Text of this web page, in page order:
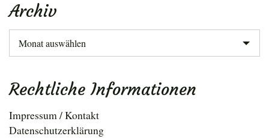
Archiv
Archiv
Rechtliche Informationen
Impressum / Kontakt
Datenschutzerklärung